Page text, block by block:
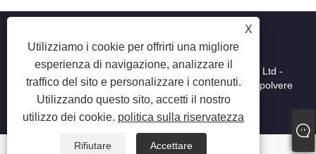
X
Utilizziamo i cookie per offrirti una migliore
esperienza di navigazione, analizzare il
traffico del sito e personalizzare i contenuti.
Utilizzando questo sito, accetti il ​​nostro
utilizzo dei cookie. politica sulla riservatezza
Rifiutare Accettare
Copyright © 2025 Shenzhen Ruina Optoelectronic Co., Ltd -
Lampada per unghie, trapano per unghie, collettore di polvere
per unghie - Tutti i diritti riservati.